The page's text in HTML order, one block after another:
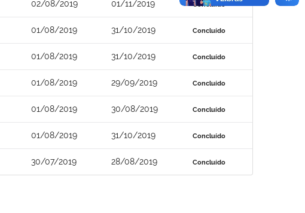
02/08/2019 01/11/2019 Concluído
01/08/2019 31/10/2019 Concluído
01/08/2019 31/10/2019 Concluído
01/08/2019 29/09/2019 Concluído
01/08/2019 30/08/2019 Concluído
01/08/2019 31/10/2019 Concluído
30/07/2019 28/08/2019 Concluído